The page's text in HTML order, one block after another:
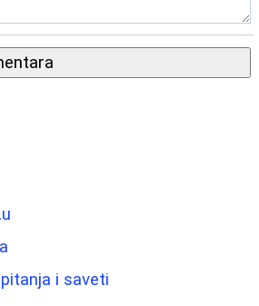
i saveti